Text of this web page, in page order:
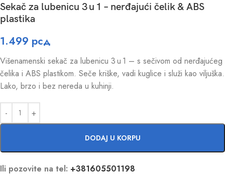
Sekač za lubenicu 3 u 1 – nerđajući čelik & ABS
plastika
1.499 рсд
Višenamenski sekač za lubenicu 3 u 1 – s sečivom od nerđajućeg
čelika i ABS plastikom. Seče kriške, vadi kuglice i služi kao viljuška.
Lako, brzo i bez nereda u kuhinji.
DODAJ U KORPU
Ili pozovite na tel: +381605501198